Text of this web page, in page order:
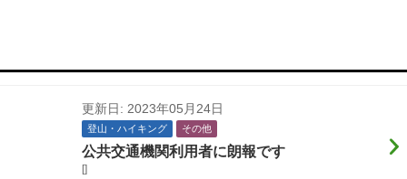
更新日: 2023年05月24日
登山・ハイキング その他
公共交通機関利用者に朗報です
[]